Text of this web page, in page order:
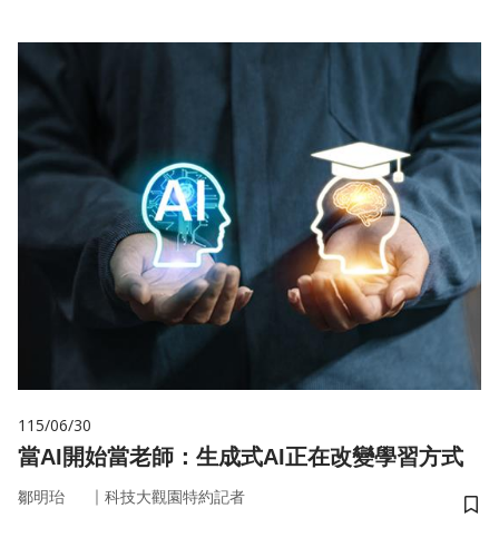
115/06/30
當AI開始當老師：生成式AI正在改變學習方式
鄒明珆 ｜ 科技大觀園特約記者
儲